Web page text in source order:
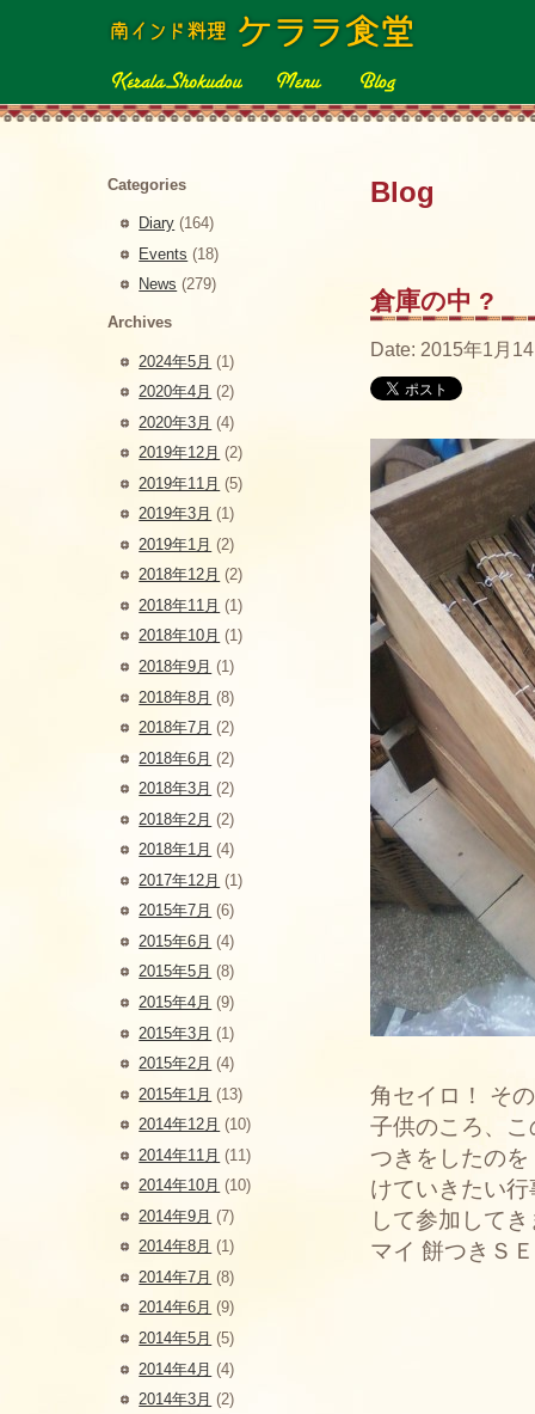
Blog
倉庫の中 ?
Date: 2015年1月
角セイロ！ そ
子供のころ、
つきをしたの
けていきたい
して参加して
マイ 餅つきＳ
Categories
Diary (164)
Events (18)
News (279)
Archives
2024年5月 (1)
2020年4月 (2)
2020年3月 (4)
2019年12月 (2)
2019年11月 (5)
2019年3月 (1)
2019年1月 (2)
2018年12月 (2)
2018年11月 (1)
2018年10月 (1)
2018年9月 (1)
2018年8月 (8)
2018年7月 (2)
2018年6月 (2)
2018年3月 (2)
2018年2月 (2)
2018年1月 (4)
2017年12月 (1)
2015年7月 (6)
2015年6月 (4)
2015年5月 (8)
2015年4月 (9)
2015年3月 (1)
2015年2月 (4)
2015年1月 (13)
2014年12月 (10)
2014年11月 (11)
2014年10月 (10)
2014年9月 (7)
2014年8月 (1)
2014年7月 (8)
2014年6月 (9)
2014年5月 (5)
2014年4月 (4)
2014年3月 (2)